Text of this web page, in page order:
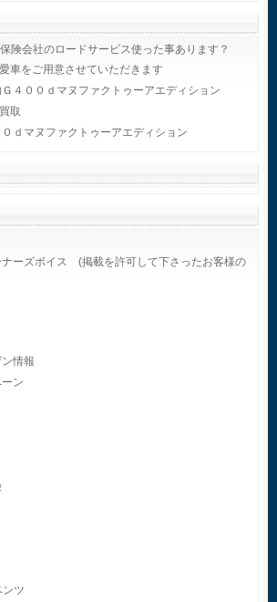
険会社のロードサービス使った事あります？
車をご用意させていただきます
４００ｄマヌファクトゥーアエディション
取
ｄマヌファクトゥーアエディション
ーズボイス (掲載を許可して下さったお客様の
情報
ン
ンツ